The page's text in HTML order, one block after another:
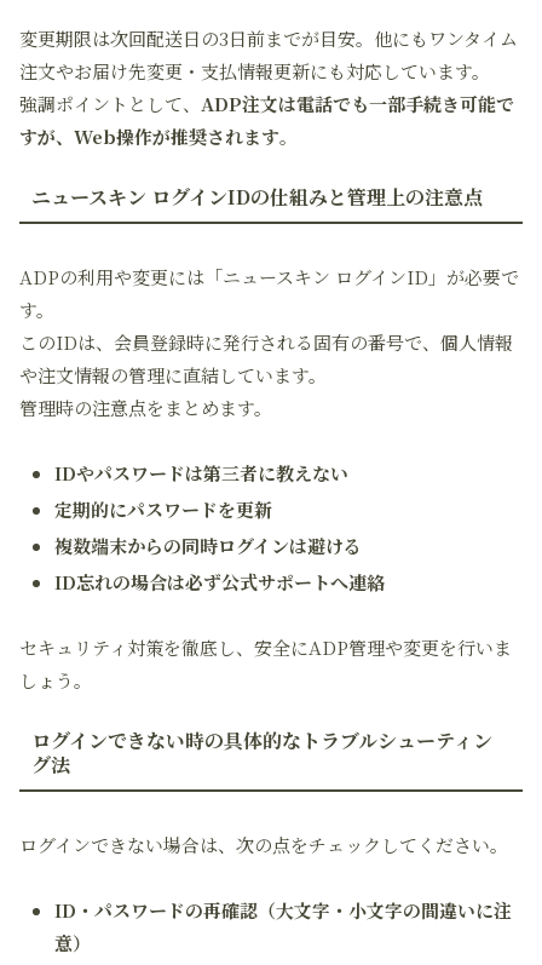
変更期限は次回配送日の3日前までが目安。他にもワンタイム
注文やお届け先変更・支払情報更新にも対応しています。
強調ポイントとして、 ADP注文は電話でも一部手続き可能で
すが、Web操作が推奨されます。
ニュースキン ログインIDの仕組みと管理上の注意点
ADPの利用や変更には「ニュースキン ログインID」が必要で
す。
このIDは、会員登録時に発行される固有の番号で、個人情報
や注文情報の管理に直結しています。
管理時の注意点をまとめます。
IDやパスワードは第三者に教えない
定期的にパスワードを更新
複数端末からの同時ログインは避ける
ID忘れの場合は必ず公式サポートへ連絡
セキュリティ対策を徹底し、安全にADP管理や変更を行いま
しょう。
ログインできない時の具体的なトラブルシューティン
グ法
ログインできない場合は、次の点をチェックしてください。
ID・パスワードの再確認（大文字・小文字の間違いに注
意）